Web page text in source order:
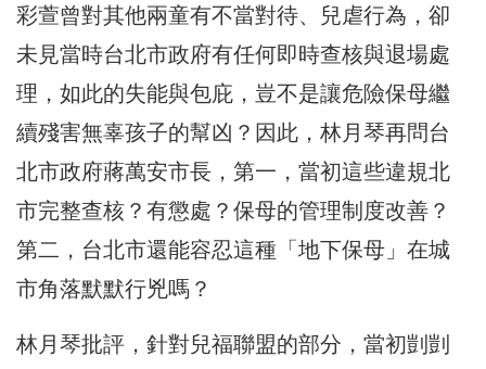
彩萱曾對其他兩童有不當對待、兒虐行為，卻
未見當時台北市政府有任何即時查核與退場處
理，如此的失能與包庇，豈不是讓危險保母繼
續殘害無辜孩子的幫凶？因此，林月琴再問台
北市政府蔣萬安市長，第一，當初這些違規北
市完整查核？有懲處？保母的管理制度改善？
第二，台北市還能容忍這種「地下保母」在城
市角落默默行兇嗎？
林月琴批評，針對兒福聯盟的部分，當初剴剴